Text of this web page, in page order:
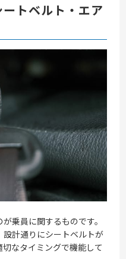
トベルト・エア
乗員に関するものです。
計通りにシートベルトが
なタイミングで機能して